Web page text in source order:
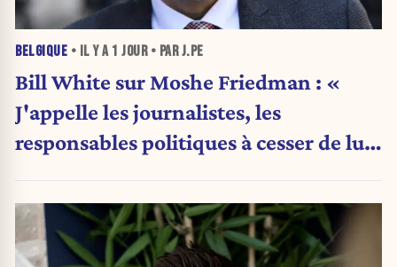
BELGIQUE • IL Y A 1 JOUR• PAR J.PE
Bill White sur Moshe Friedman : «
J'appelle les journalistes, les
responsables politiques à cesser de lui